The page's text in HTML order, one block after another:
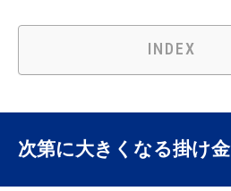
INDEX
次第に大きくなる掛け金